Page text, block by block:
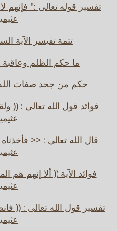
تفسير قوله تعالى :" فإنهم
تتمة تفيسر الآية
ما حكم الظلم وعاقبة
حكم من جحد صفات الله
فوائد قول الله تعالى : ((
قال الله تعالى : <<
فوائد الآية (( ألا إنهم هم
تفسير قول الله تعالى : ((